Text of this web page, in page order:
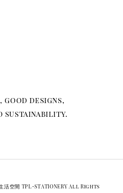
designs,
sustainability.
空間 TPL-STATIONERY All Rights